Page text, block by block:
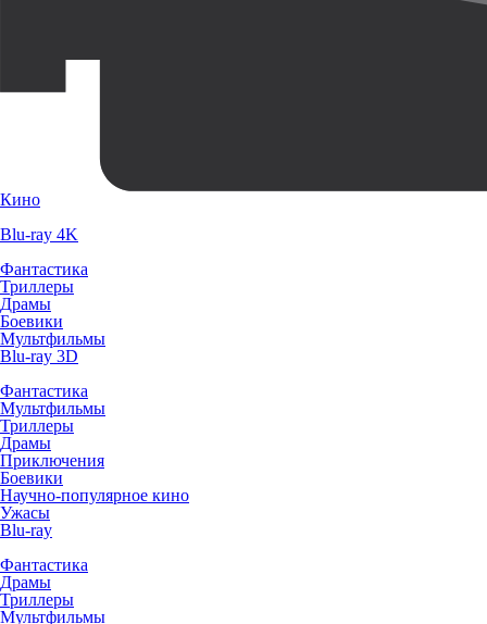
Кино
Blu-ray 4K
Фантастика
Триллеры
Драмы
Боевики
Мультфильмы
Blu-ray 3D
Фантастика
Мультфильмы
Триллеры
Драмы
Приключения
Боевики
Научно-популярное кино
Ужасы
Blu-ray
Фантастика
Драмы
Триллеры
Мультфильмы